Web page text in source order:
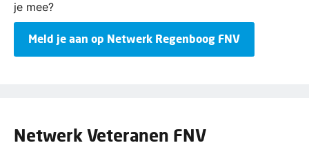
je mee?
Meld je aan op Netwerk Regenboog FNV
Netwerk Veteranen FNV